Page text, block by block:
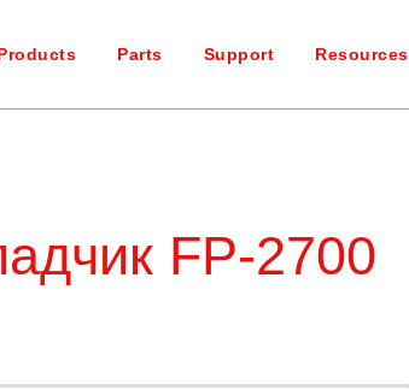
Parts Support Resources
FP-2700